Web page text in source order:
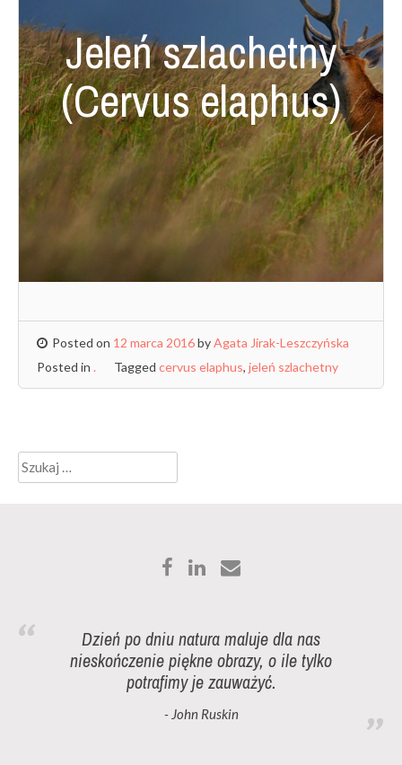
Jeleń szlachetny
(Cervus elaphus)
Posted on 12 marca 2016byAgata Jirak-Leszczyńska
Posted in . Tagged cervus elaphus, jeleń szlachetny
Szukaj:
Dzień po dniu natura maluje dla nas
nieskończenie piękne obrazy, o ile tylko
potrafimy je zauważyć.
- John Ruskin